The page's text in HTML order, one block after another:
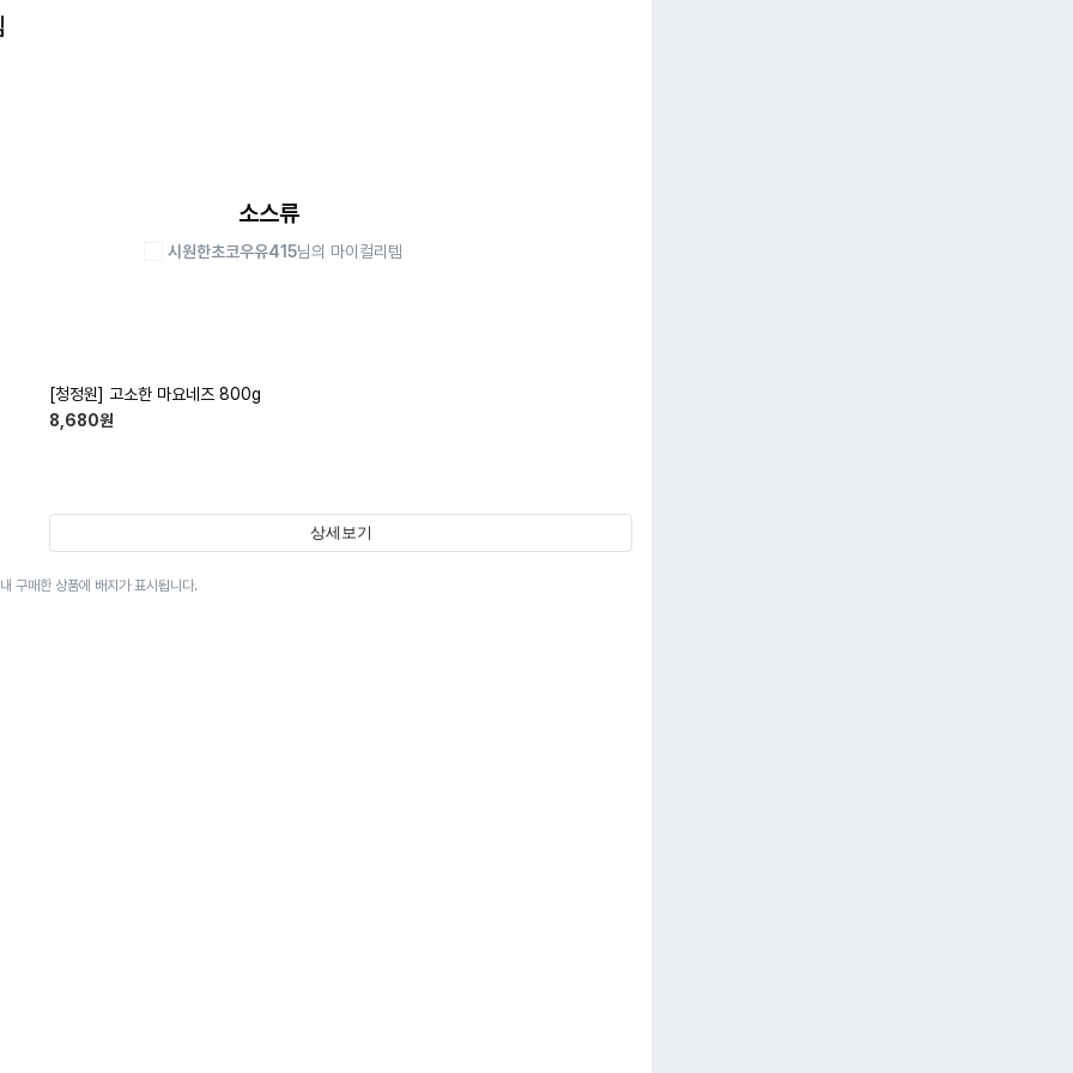
소스류
시원한초코우유415님의 마이컬리템
[청정원] 고소한 마요네즈 800g
8,680원
상세보기
구매한 상품에 배지가 표시됩니다.